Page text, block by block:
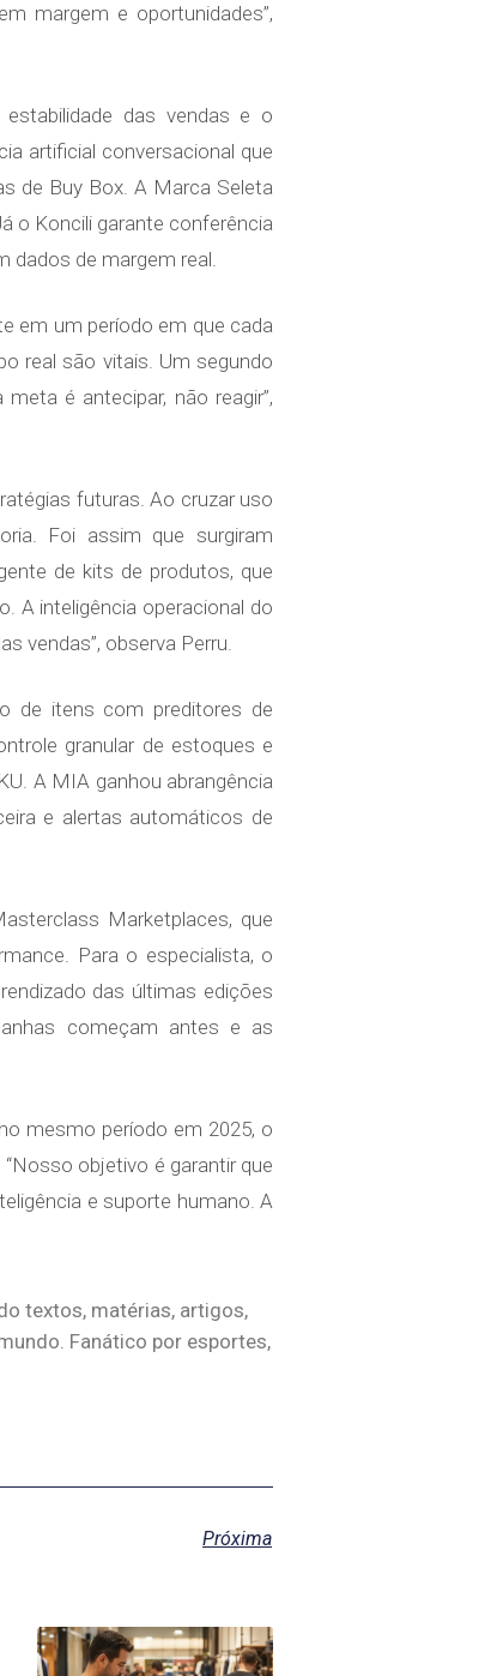
margem e oportunidades”,
das vendas e o
artificial conversacional que
de Buy Box. A Marca Seleta
o Koncili garante conferência
dados de margem real.
em um período em que cada
real são vitais. Um segundo
é antecipar, não reagir”,
futuras. Ao cruzar uso
Foi assim que surgiram
de kits de produtos, que
A inteligência operacional do
vendas”, observa Perru.
de itens com preditores de
granular de estoques e
A MIA ganhou abrangência
e alertas automáticos de
Marketplaces, que
Para o especialista, o
das últimas edições
começam antes e as
mesmo período em 2025, o
objetivo é garantir que
e suporte humano. A
textos, matérias, artigos,
Fanático por esportes,
Próxima